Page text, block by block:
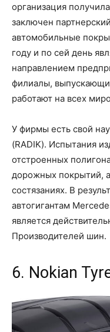
организация
заключен
автомобильные
году и по сей день
направлением
филиалы,
работают на всех
У фирмы есть свой
(RADIK). Испытания
отстроенных
дорожных покрытий,
состязаниях. В
автогигантам
является
Производителей шин.
6. Nokian